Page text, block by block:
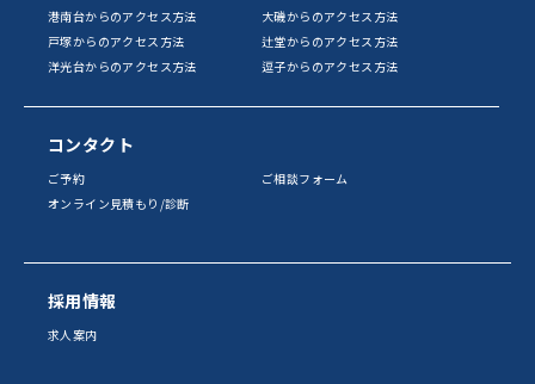
港南台からのアクセス方法
大磯からのアクセス方法
戸塚からのアクセス方法
辻堂からのアクセス方法
洋光台からのアクセス方法
逗子からのアクセス方法
コンタクト
ご予約
ご相談フォーム
オンライン見積もり/診断
採用情報
求人案内